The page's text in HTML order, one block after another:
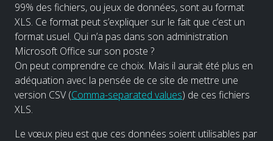
99% des fichiers, ou jeux de données, sont au format
XLS. Ce format peut s’expliquer sur le fait que c’est un
format usuel. Qui n’a pas dans son administration
Microsoft Office sur son poste ?
On peut comprendre ce choix. Mais il aurait été plus en
adéquation avec la pensée de ce site de mettre une
version CSV (Comma-separated values) de ces fichiers
XLS.
Le vœux pieu est que ces données soient utilisables par